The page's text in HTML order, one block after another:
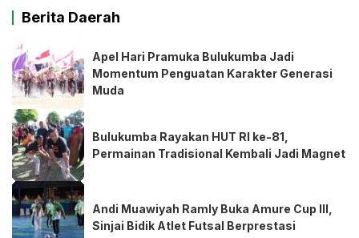
Berita Daerah
Apel Hari Pramuka Bulukumba Jadi
Momentum Penguatan Karakter Generasi
Muda
Bulukumba Rayakan HUT RI ke-81,
Permainan Tradisional Kembali Jadi Magnet
Andi Muawiyah Ramly Buka Amure Cup III,
Sinjai Bidik Atlet Futsal Berprestasi